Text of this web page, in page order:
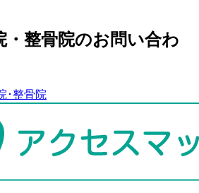
・整骨院のお問い合わ